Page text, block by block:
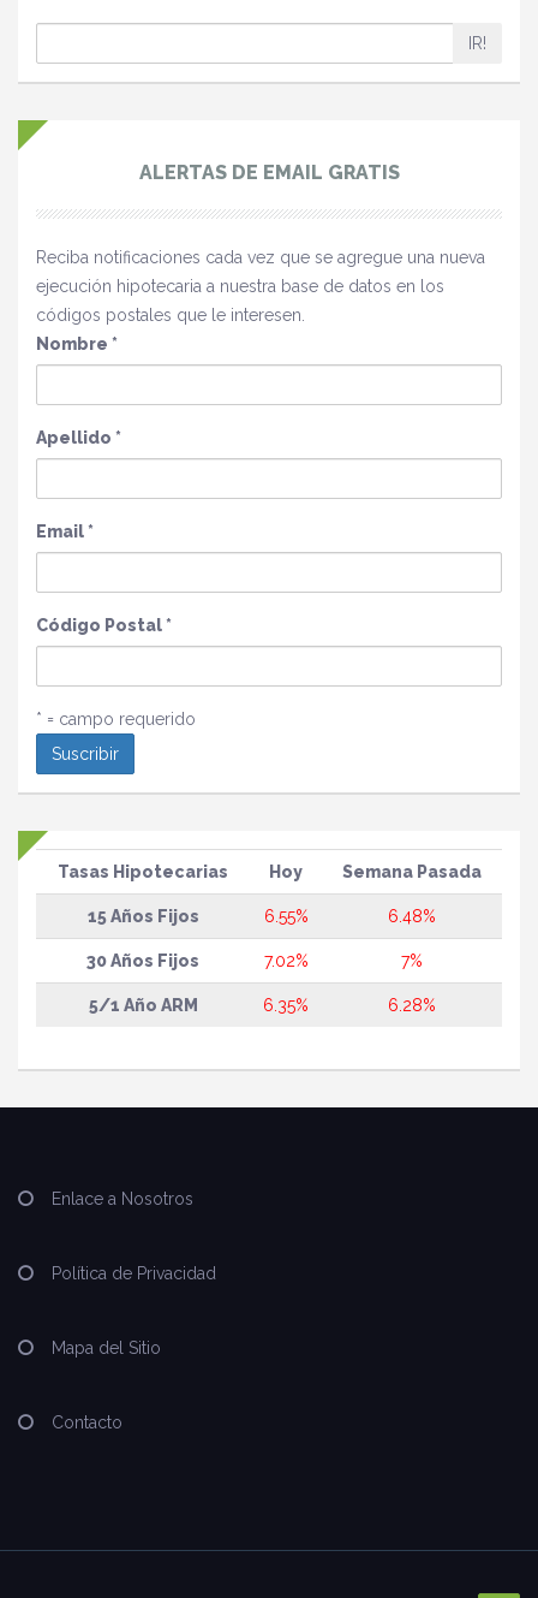
IR!
ALERTAS DE EMAIL GRATIS
Reciba notificaciones cada vez que se agregue una nueva
ejecución hipotecaria a nuestra base de datos en los
códigos postales que le interesen.
Nombre *
Apellido *
Email*
Código Postal*
* = campo requerido
Tasas Hipotecarias Hoy Semana Pasada
15 Años Fijos 6.55% 6.48%
30 Años Fijos 7.02% 7%
5/1 Año ARM 6.35% 6.28%
Enlace a Nosotros
Política de Privacidad
Mapa del Sitio
Contacto